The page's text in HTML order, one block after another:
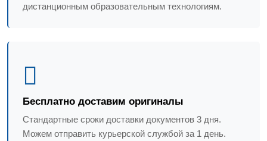
дистанционным образовательным технологиям.
Бесплатно доставим оригиналы
Стандартные сроки доставки документов 3 дня.
Можем отправить курьерской службой за 1 день.